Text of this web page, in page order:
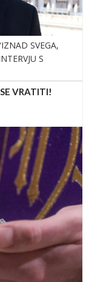
SVEGA,
S
SE VRATITI!